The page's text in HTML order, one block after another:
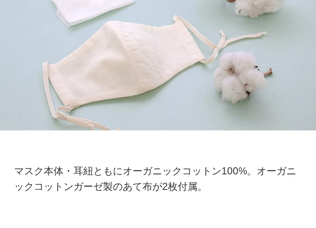
マスク本体・耳紐ともにオーガニックコットン100%。オーガニ
ックコットンガーゼ製のあて布が2枚付属。